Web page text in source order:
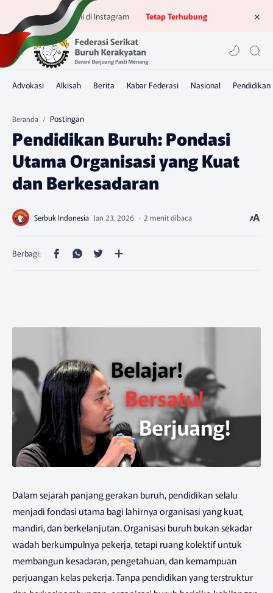
Ikuti kami di Instagram Tetap Terhubung
Beranda Postingan
Pendidikan Buruh: Pondasi
Utama Organisasi yang Kuat
dan Berkesadaran
2 menit dibaca
Dalam sejarah panjang gerakan buruh, pendidikan selalu
menjadi fondasi utama bagi lahirnya organisasi yang kuat,
mandiri, dan berkelanjutan. Organisasi buruh bukan sekadar
wadah berkumpulnya pekerja, tetapi ruang kolektif untuk
membangun kesadaran, pengetahuan, dan kemampuan
perjuangan kelas pekerja. Tanpa pendidikan yang terstruktur